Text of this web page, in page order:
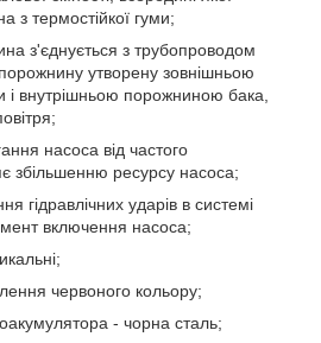
з термостійкої гуми;
з'єднується з трубопроводом
утворену зовнішньою
внутрішньою порожниною бака,
насоса від частого
збільшенню ресурсу насоса;
гідравлічних ударів в системі
включення насоса;
червоного кольору;
- чорна сталь;